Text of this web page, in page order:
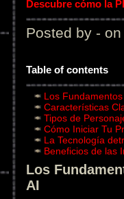
Descubre cómo la
Posted by - on
Table of contents
Los
Características
Tipos de
Cómo Iniciar Tu
La Tecnología
Beneficios de las
Los
AI